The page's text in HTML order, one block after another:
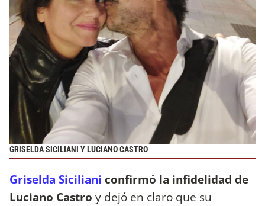
GRISELDA SICILIANI Y LUCIANO CASTRO
Griselda Siciliani confirmó la infidelidad de
Luciano Castro y dejó en claro que su